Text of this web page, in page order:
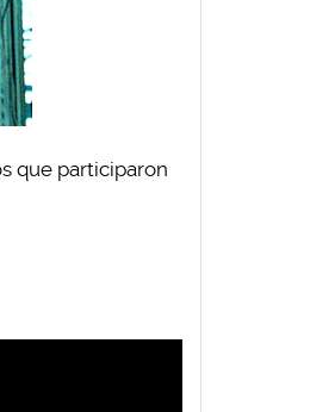
que participaron